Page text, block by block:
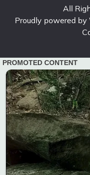
All
Proudly powered by